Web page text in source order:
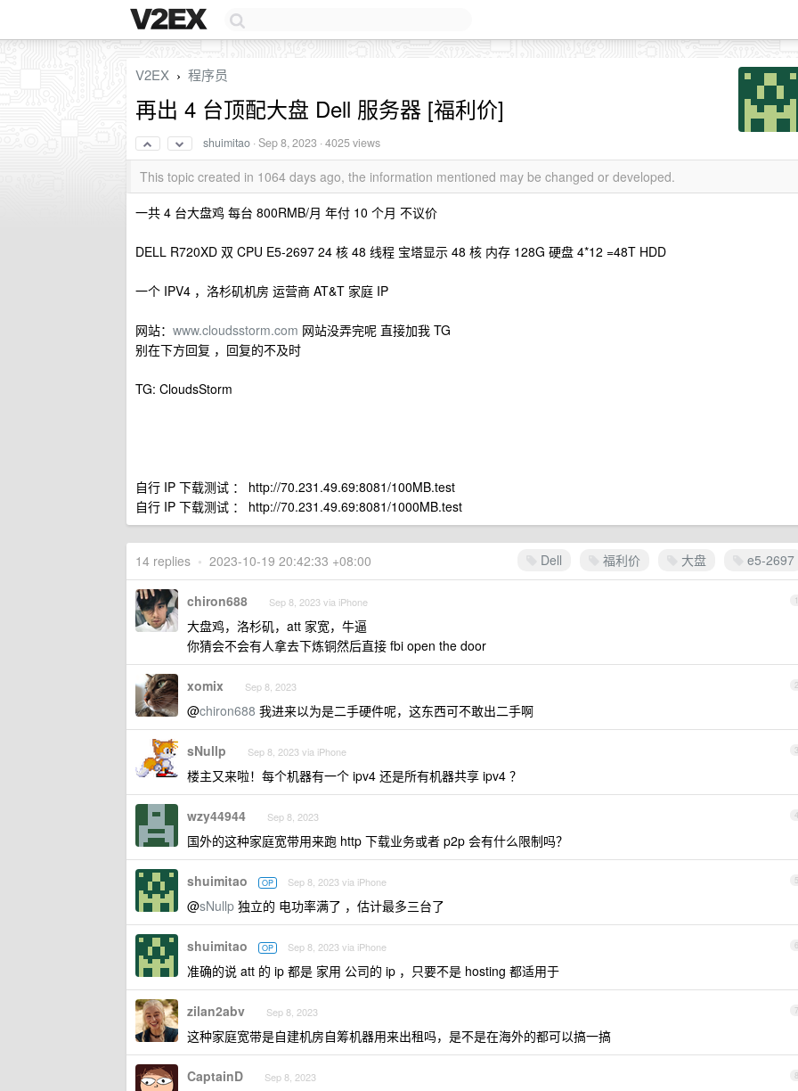
V2EX › 程序员
再出 4 台顶配大盘 Dell 服务器 [福利价]
shuimitao ·Sep 8, 2023 · 4025 views
This topic created in 1064 days ago, the information mentioned may be changed or developed.
一共 4 台大盘鸡 每台 800RMB/月 年付 10 个月 不议价
DELL R720XD 双 CPU E5-2697 24 核 48 线程 宝塔显示 48 核 内存 128G 硬盘 4*12 =48T HDD
一个 IPV4 ，洛杉矶机房 运营商 AT&T 家庭 IP
网站： www.cloudsstorm.com 网站没弄完呢 直接加我 TG
别在下方回复 ，回复的不及时
TG: CloudsStorm
自行 IP 下载测试 ： http://70.231.49.69:8081/100MB.test
自行 IP 下载测试 ： http://70.231.49.69:8081/1000MB.test
Dell 福利价 大盘 e5-2697
14 replies • 2023-10-19 20:42:33 +08:00
1
chiron688 Sep 8, 2023 via iPhone
大盘鸡，洛杉矶，att 家宽，牛逼
你猜会不会有人拿去下炼铜然后直接 fbi open the door
2
xomix Sep 8, 2023
@chiron688 我进来以为是二手硬件呢，这东西可不敢出二手啊
3
sNullp Sep 8, 2023 via iPhone
楼主又来啦！每个机器有一个 ipv4 还是所有机器共享 ipv4 ？
4
wzy44944 Sep 8, 2023
国外的这种家庭宽带用来跑 http 下载业务或者 p2p 会有什么限制吗？
5
shuimitao OP Sep 8, 2023 via iPhone
@sNullp 独立的 电功率满了 ，估计最多三台了
6
shuimitao OP Sep 8, 2023 via iPhone
准确的说 att 的 ip 都是 家用 公司的 ip ，只要不是 hosting 都适用于
7
zilan2abv Sep 8, 2023
这种家庭宽带是自建机房自筹机器用来出租吗，是不是在海外的都可以搞一搞
8
CaptainD Sep 8, 2023